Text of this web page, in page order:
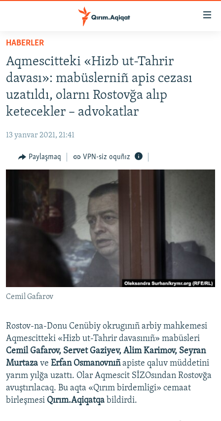
Esas
qaytmaq
Baş
navigatsiyağa
qaytmaq
Qıdıruvğa
SİYASET
İQTİSADİYAT
CEMİYET
İNSAN AQLARI
VİDEO
BLOGLAR
RFE/RS bütün saytları
HABERLER
Aqmescitteki «Hizb ut-Tahrir
davası»: mabüslerniñ apis cezası
uzatıldı, olarnı Rostovğa alıp
ketecekler – advokatlar
13 yanvar 2021, 21:41
Paylaşmaq VPN-siz oquñız
Cemil Gafarov
Rostov-na-Donu Cenübiy okrugınıñ arbiy mahkemesi
Aqmescitteki «Hizb ut-Tahrir davasınıñ» mabüsleri
Cemil Gafarov, Servet Gaziyev, Alim Karimov, Seyran
Murtaza ve Erfan Osmanovnıñapiste qaluv müddetini
yarım yılğa uzattı. Olar Aqmescit SİZOsından Rostovğa
avuştırılacaq. Bu aqta «Qırım birdemligi» cemaat
birleşmesi Qırım.Aqiqatqa bildirdi.